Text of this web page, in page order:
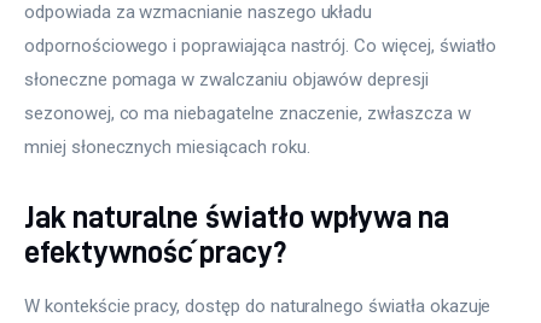
odpowiada za wzmacnianie naszego układu
odpornościowego i poprawiająca nastrój. Co więcej, światło
słoneczne pomaga w zwalczaniu objawów depresji
sezonowej, co ma niebagatelne znaczenie, zwłaszcza w
mniej słonecznych miesiącach roku.
Jak naturalne światło wpływa na
efektywność pracy?
W kontekście pracy, dostęp do naturalnego światła okazuje